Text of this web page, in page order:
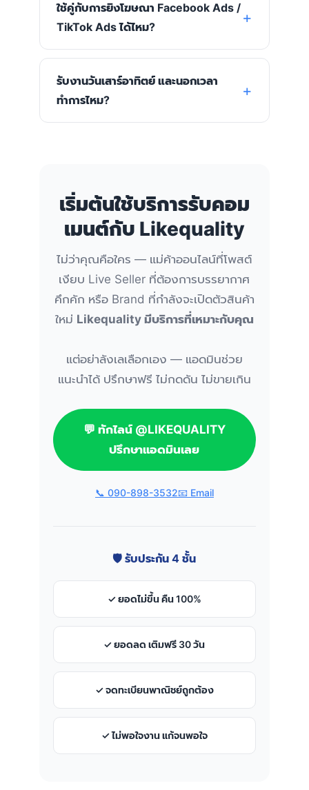
ใช้คู่กับการยิงโฆษณา Facebook Ads /
TikTok Ads ได้ไหม?
รับงานวันเสาร์อาทิตย์ และนอกเวลา
ทำการไหม?
เริ่มต้นใช้บริการรับคอม
เมนต์กับ Likequality
ไม่ว่าคุณคือใคร — แม่ค้าออนไลน์ที่โพสต์
เงียบ Live Seller ที่ต้องการบรรยากาศ
คึกคัก หรือ Brand ที่กำลังจะเปิดตัวสินค้า
ใหม่ Likequality มีบริการที่เหมาะกับคุณ
แต่อย่าลังเลเลือกเอง — แอดมินช่วย
แนะนำได้ ปรึกษาฟรี ไม่กดดัน ไม่ขายเกิน
💬 ทักไลน์ @LIKEQUALITY
ปรึกษาแอดมินเลย
📞 090-898-3532📧 Email
🛡️ รับประกัน 4 ชั้น
✓ ยอดไม่ขึ้น คืน 100%
✓ ยอดลด เติมฟรี 30 วัน
✓ จดทะเบียนพาณิชย์ถูกต้อง
✓ ไม่พอใจงาน แก้จนพอใจ